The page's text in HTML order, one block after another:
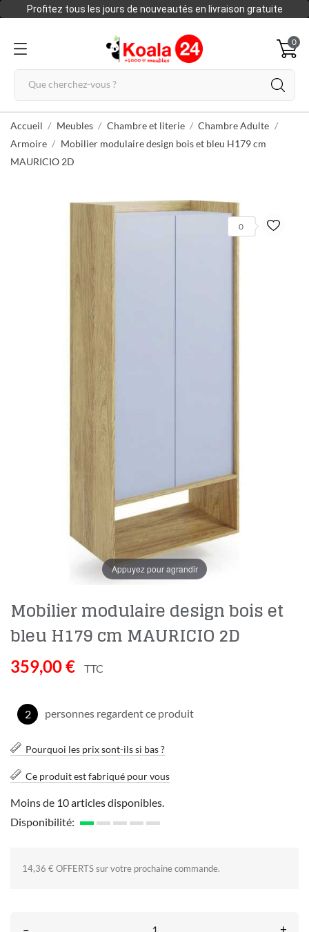
Profitez tous les jours de nouveautés en livraison gratuite
0
Accueil Meubles Chambre et literie
Chambre Adulte
Armoire
Mobilier modulaire design bois et bleu H179 cm
MAURICIO 2D
Appuyez pour agrandir
0
Mobilier modulaire design bois et
bleu H179 cm MAURICIO 2D
359,00 € TTC
2 personnes regardent ce produit
Pourquoi les prix sont-ils si bas ?
Ce produit est fabriqué pour vous
Moins de 10 articles disponibles.
Disponibilité:
14,36 € OFFERTS sur votre prochaine commande.